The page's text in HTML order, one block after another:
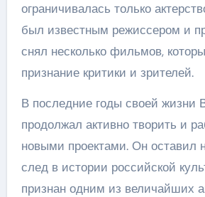
ограничивалась только
был известным режиссером и
снял несколько фильмов,
признание критики и зрителей.
В последние годы своей жизни
продолжал активно творить и
новыми проектами. Он оставил
след в истории российской
признан одним из величайших